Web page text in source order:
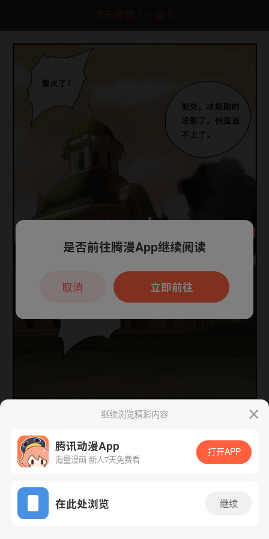
点击加载上一章节
App免费看
下一话 腾漫App免费看
继续浏览精彩内容
腾讯动漫App
海量漫画 新人7天免费看
打开APP
在此处浏览 继续
本章节仅支持App阅读，可打开App新用
户7天免费看
是否前往腾漫App继续阅读
立即前往
取消